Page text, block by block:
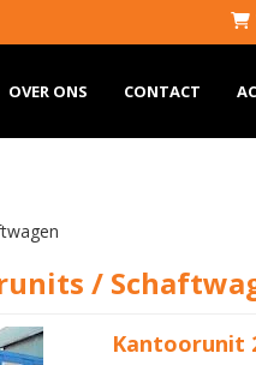
OVER ONS CONTACT
/
Kantoorunit